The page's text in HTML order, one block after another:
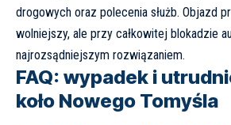
drogowych oraz polecenia służb. Objazd
wolniejszy, ale przy całkowitej blokadzie
najrozsądniejszym rozwiązaniem.
FAQ: wypadek i
koło Nowego Tomyśla